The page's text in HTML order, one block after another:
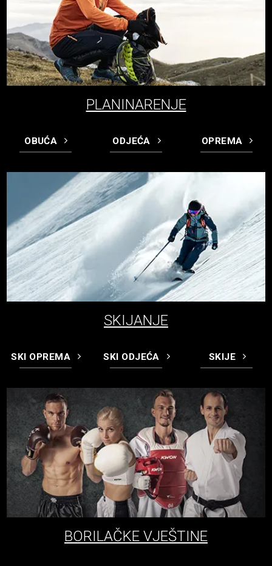
PLANINARENJE
OBUĆA ODJEĆA OPREMA
SKIJANJE
SKI OPREMA SKI ODJEĆA SKIJE
BORILAČKE VJEŠTINE